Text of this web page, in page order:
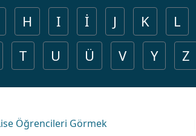
H I İ J K L
T U Ü V Y Z
Öğrencileri Görmek